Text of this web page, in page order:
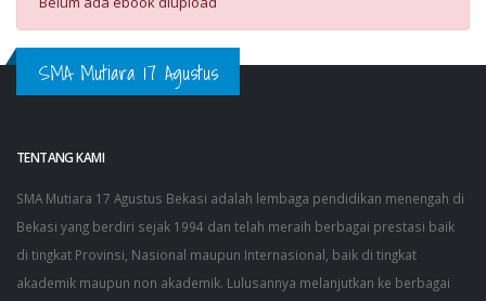
SMA Mutiara 17 Agustus
TENTANG KAMI
SMA Mutiara 17 Agustus Bekasi adalah lembaga pendidikan menengah di
Bekasi yang berdiri sejak 1994 dan telah meraih berbagai prestasi baik
di tingkat Provinsi, Nasional maupun Internasional, baik di tingkat
akademik maupun non akademik. Lulusannya melanjutkan ke berbagai